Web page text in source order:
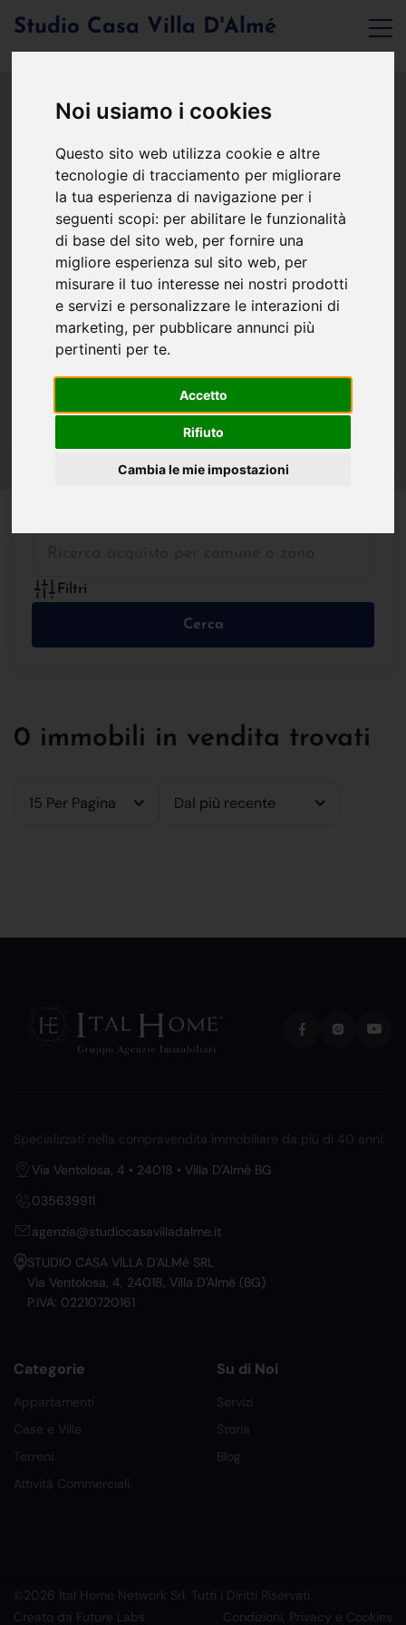
Noi usiamo i cookies
Questo sito web utilizza cookie e altre
tecnologie di tracciamento per migliorare
la tua esperienza di navigazione per i
seguenti scopi: per abilitare le funzionalità
di base del sito web, per fornire una
migliore esperienza sul sito web, per
misurare il tuo interesse nei nostri prodotti
e servizi e personalizzare le interazioni di
marketing, per pubblicare annunci più
pertinenti per te.
Accetto
Rifiuto
Cambia le mie impostazioni
Studio Casa Villa D'Almé
Filtri
Cerca
0 immobili in vendita trovati
15 Per Pagina Dal più recente
Specializzati nella compravendita immobiliare da più di 40 anni.
Via Ventolosa, 4 • 24018 • Villa D'Almè BG
035639911
agenzia@studiocasavilladalme.it
STUDIO CASA VILLA D'ALMè SRL
Via Ventolosa, 4, 24018, Villa D'Almè (BG)
P.IVA: 02210720161
Categorie
Appartamenti
Case e Ville
Terreni
Attività Commerciali
Su di Noi
Servizi
Storia
Blog
©2026 Ital Home Network Srl. Tutti i Diritti Riservati.
Creato da Future Labs
Condizioni, Privacy e Cookies